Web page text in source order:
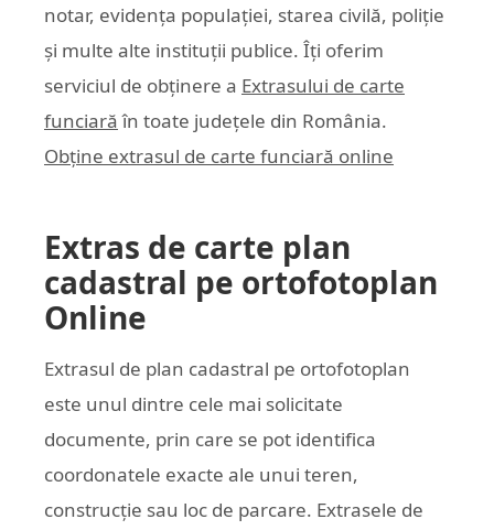
notar, evidența populației, starea civilă, poliție
și multe alte instituții publice. Îți oferim
serviciul de obținere a Extrasului de carte
funciară în toate județele din România.
Obține extrasul de carte funciară online
Extras de carte plan
cadastral pe ortofotoplan
Online
Extrasul de plan cadastral pe ortofotoplan
este unul dintre cele mai solicitate
documente, prin care se pot identifica
coordonatele exacte ale unui teren,
construcție sau loc de parcare. Extrasele de